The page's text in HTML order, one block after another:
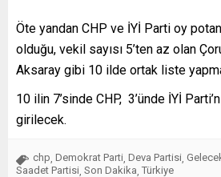
Öte yandan CHP ve İYİ Parti oy
olduğu, vekil sayısı 5’ten az olan
Aksaray gibi 10 ilde ortak liste yapma
10 ilin 7’sinde CHP, 3’ünde İYİ
girilecek.
chp Demokrat Parti Deva Partisi
Saadet Partisi Son Dakika Türkiye